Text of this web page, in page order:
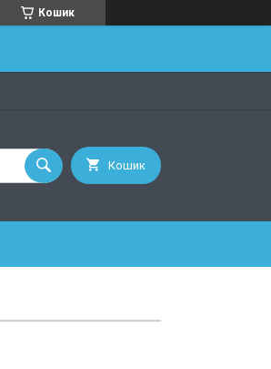
Кошик
Кошик